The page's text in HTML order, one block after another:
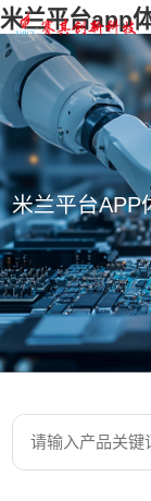
米兰平台app
米兰平台APP